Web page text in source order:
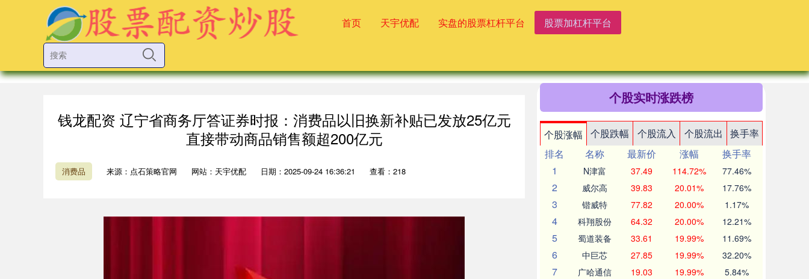
首页 天宇优配 实盘的股票杠杆平台 股票加杠杆平台
钱龙配资 辽宁省商务厅答证券时报：消费品以旧换新补贴已发放25亿元
直接带动商品销售额超200亿元
消费品 来源：点石策略官网 网站：天宇优配 日期：2025-09-24 16:36:21 查看：218
个股实时涨跌榜
个股涨幅 个股跌幅 个股流入 个股流出
换手率
排名
名称 最新价 涨幅
换手率
1
N津富 37.49 114.72% 77.46%
2 威尔高 39.83 20.01% 17.76%
3 锴威特 77.82 20.00% 1.17%
4 科翔股份 64.32 20.00% 12.21%
5 蜀道装备 33.61 19.99% 11.69%
6 中巨芯 27.85 19.99% 32.20%
7 广哈通信 19.03 19.99% 5.84%